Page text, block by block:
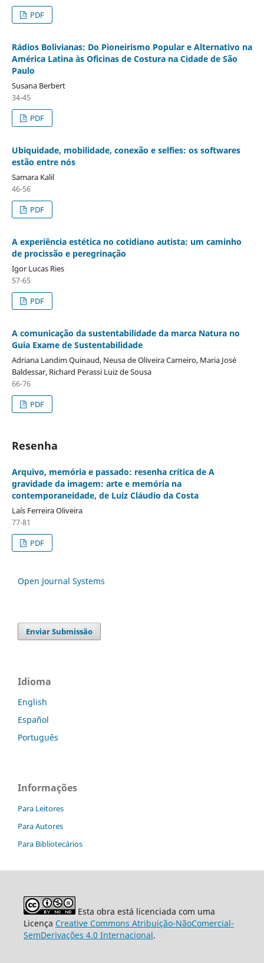
PDF
Rádios Bolivianas: Do Pioneirismo Popular e Alternativo na
América Latina às Oficinas de Costura na Cidade de São
Paulo
Susana Berbert
34-45
PDF
Ubiquidade, mobilidade, conexão e selfies: os softwares
estão entre nós
Samara Kalil
46-56
PDF
A experiência estética no cotidiano autista: um caminho
de procissão e peregrinação
Igor Lucas Ries
57-65
PDF
A comunicação da sustentabilidade da marca Natura no
Guia Exame de Sustentabilidade
Adriana Landim Quinaud, Neusa de Oliveira Carneiro, Maria José
Baldessar, Richard Perassi Luiz de Sousa
66-76
PDF
Resenha
Arquivo, memória e passado: resenha crítica de A
gravidade da imagem: arte e memória na
contemporaneidade, de Luiz Cláudio da Costa
Laís Ferreira Oliveira
77-81
PDF
Open Journal Systems
Enviar Submissão
Idioma
English
Español
Português
Informações
Para Leitores
Para Autores
Para Bibliotecários
Esta obra está licenciada com uma
Licença Creative Commons Atribuição-NãoComercial-
SemDerivações 4.0 Internacional.